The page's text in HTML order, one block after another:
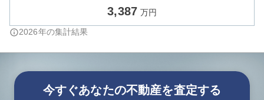
3,387 万円
2026年の集計結果
今すぐあなたの不動産を査定する